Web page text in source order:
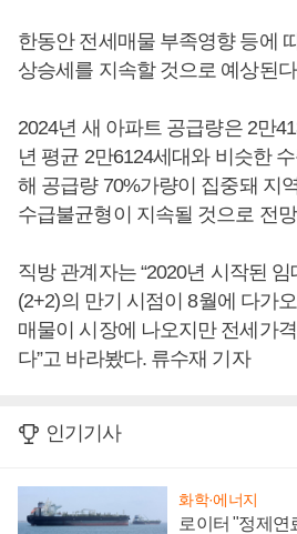
한동안 전세매물 부족영향 등에
상승세를 지속할 것으로 예상된
2024년 새 아파트 공급량은 2만
년 평균 2만6124세대와 비슷한
해 공급량 70%가량이 집중돼 지
수급불균형이 지속될 것으로 전
직방 관계자는 “2020년 시작된
(2+2)의 만기 시점이 8월에 다가
매물이 시장에 나오지만 전세가
다”고 바라봤다. 류수재 기자
인기기사
화학·에너지
로이터 "정제연